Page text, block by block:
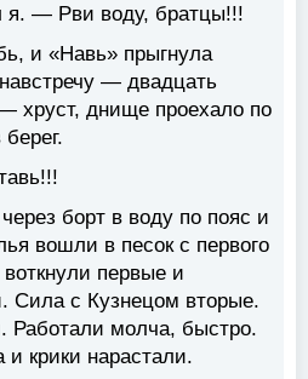
— Рви воду, братцы!!!
и «Навь» прыгнула
— двадцать
хруст, днище проехало по
борт в воду по пояс и
вошли в песок с первого
первые и
Сила с Кузнецом вторые.
Работали молча, быстро.
крики нарастали.